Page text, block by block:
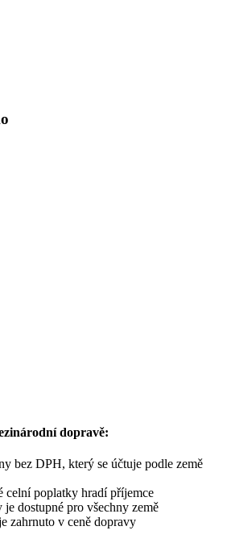
dopravě:
bez DPH, který se účtuje podle země
celní poplatky hradí příjemce
je dostupné pro všechny země
zahrnuto v ceně dopravy